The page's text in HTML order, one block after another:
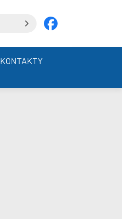
KONTAKTY